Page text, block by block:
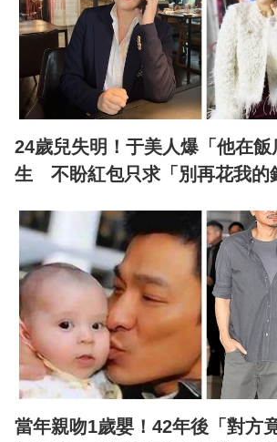
24歲兒失明！于美人爆「他在
生 不盼紅包只求「別再花我的
當年親吻1歲嬰！42年後「對方